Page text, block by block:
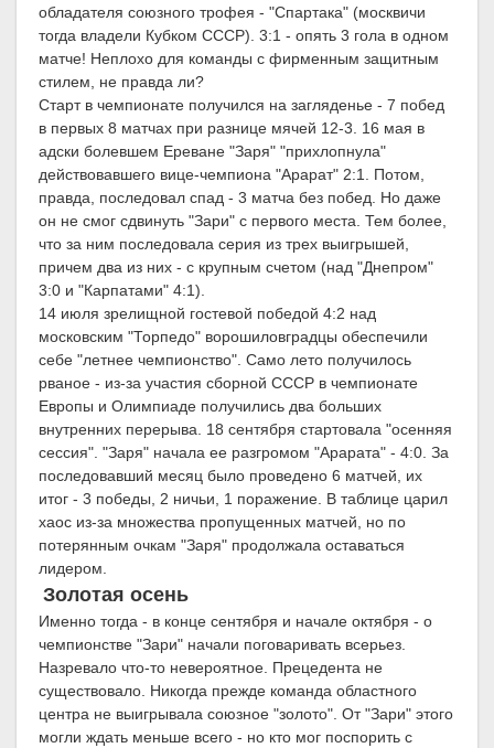
обладателя союзного трофея - "Спартака" (москвичи
тогда владели Кубком СССР). 3:1 - опять 3 гола в одном
матче! Неплохо для команды с фирменным защитным
стилем, не правда ли?
Старт в чемпионате получился на загляденье - 7 побед
в первых 8 матчах при разнице мячей 12-3. 16 мая в
адски болевшем Ереване "Заря" "прихлопнула"
действовавшего вице-чемпиона "Арарат" 2:1. Потом,
правда, последовал спад - 3 матча без побед. Но даже
он не смог сдвинуть "Зари" с первого места. Тем более,
что за ним последовала серия из трех выигрышей,
причем два из них - с крупным счетом (над "Днепром"
3:0 и "Карпатами" 4:1).
14 июля зрелищной гостевой победой 4:2 над
московским "Торпедо" ворошиловградцы обеспечили
себе "летнее чемпионство". Само лето получилось
рваное - из-за участия сборной СССР в чемпионате
Европы и Олимпиаде получились два больших
внутренних перерыва. 18 сентября стартовала "осенняя
сессия". "Заря" начала ее разгромом "Арарата" - 4:0. За
последовавший месяц было проведено 6 матчей, их
итог - 3 победы, 2 ничьи, 1 поражение. В таблице царил
хаос из-за множества пропущенных матчей, но по
потерянным очкам "Заря" продолжала оставаться
лидером.
Золотая осень
Именно тогда - в конце сентября и начале октября - о
чемпионстве "Зари" начали поговаривать всерьез.
Назревало что-то невероятное. Прецедента не
существовало. Никогда прежде команда областного
центра не выигрывала союзное "золото". От "Зари" этого
могли ждать меньше всего - но кто мог поспорить с